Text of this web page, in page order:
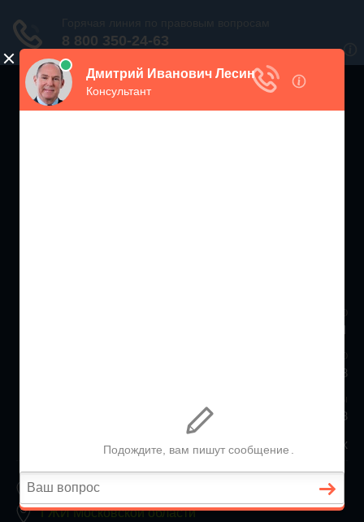
Москва и МО
+7 (499) 938-86-71
Санкт-Петербург и ЛО
+7 (812) 467-34-68
8 800 350 24 63
Заявки принимаются круглосуточно, без выходных
ГЖИ Москвы
ГЖИ Московской области